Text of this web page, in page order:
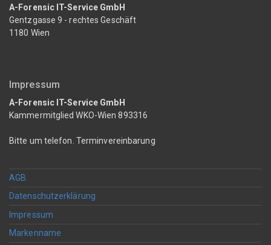
A-Forensic IT-Service GmbH
Gentzgasse 9 - rechtes Geschäft
1180 Wien
Impressum
A-Forensic IT-Service GmbH
Kammermitglied WKO-Wien 893316
Bitte um telefon. Terminvereinbarung
AGB
Datenschutzerklärung
Impressum
Markenname